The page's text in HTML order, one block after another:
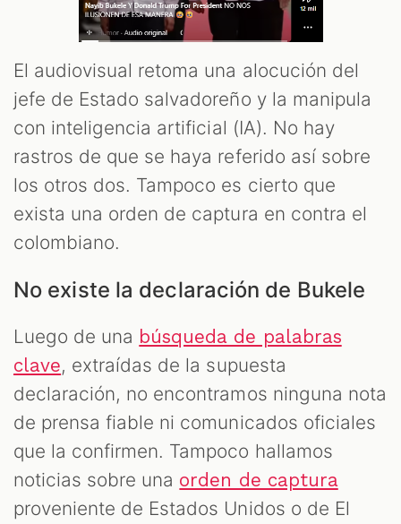
El audiovisual retoma una alocución del
jefe de Estado salvadoreño y la manipula
con inteligencia artificial (IA). No hay
rastros de que se haya referido así sobre
los otros dos. Tampoco es cierto que
exista una orden de captura en contra el
colombiano.
No existe la declaración de Bukele
Luego de una búsqueda de palabras
clave, extraídas de la supuesta
declaración, no encontramos ninguna nota
de prensa fiable ni comunicados oficiales
que la confirmen. Tampoco hallamos
noticias sobre una orden de captura
proveniente de Estados Unidos o de El